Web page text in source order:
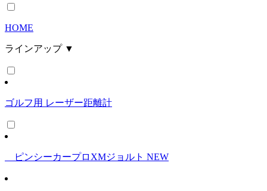
HOME
ラインアップ ▼
ゴルフ用 レーザー距離計
ピンシーカープロXMジョルト NEW